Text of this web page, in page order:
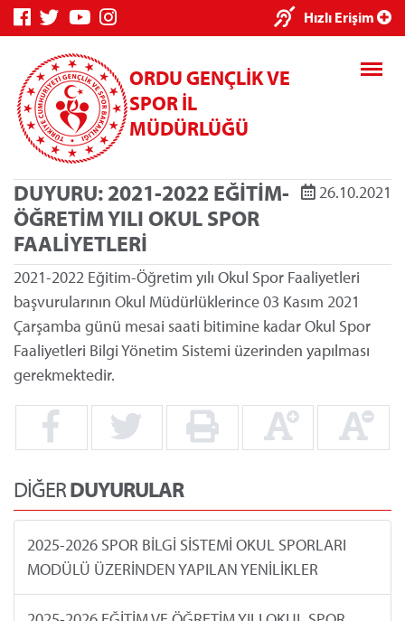
Hızlı Erişim
ORDU GENÇLİK VE
SPOR İL
MÜDÜRLÜĞÜ
DUYURU: 2021-2022 EĞİTİM-
ÖĞRETİM YILI OKUL SPOR
FAALİYETLERİ
26.10.2021
2021-2022 Eğitim-Öğretim yılı Okul Spor Faaliyetleri
başvurularının Okul Müdürlüklerince 03 Kasım 2021
Çarşamba günü mesai saati bitimine kadar Okul Spor
Faaliyetleri Bilgi Yönetim Sistemi üzerinden yapılması
gerekmektedir.
DİĞERDUYURULAR
2025-2026 SPOR BİLGİ SİSTEMİ OKUL SPORLARI
MODÜLÜ ÜZERİNDEN YAPILAN YENİLİKLER
×
Genç Bilgi
Sistemi
Spor Bilgi
Sistemi
Kredi/Yurt
Kredi/Yurt E-
Ödeme